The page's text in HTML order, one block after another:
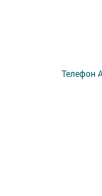
Телефон